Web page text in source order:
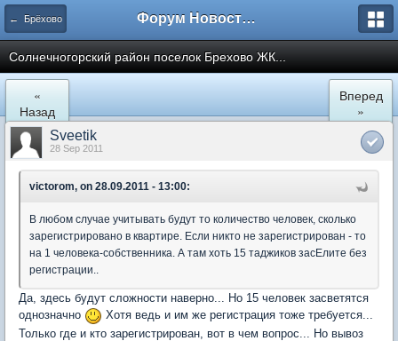
← Брёхово Форум Новостройки
Cолнечногорский район поселок Брехово ЖК...
«
Назад
Вперед
»
Sveetik
28 Sep 2011
victorom, on 28.09.2011 - 13:00:
В любом случае учитывать будут то количество человек, сколько
зарегистрировано в квартире. Если никто не зарегистрирован - то
на 1 человека-собственника. А там хоть 15 таджиков засЕлите без
регистрации..
Да, здесь будут сложности наверно... Но 15 человек засветятся
однозначно
Хотя ведь и им же регистрация тоже требуется...
Только где и кто зарегистрирован, вот в чем вопрос... Но вывоз